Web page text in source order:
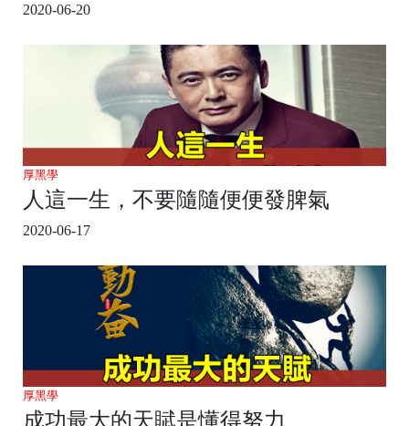
2020-06-20
厚黑學
人這一生，不要隨隨便便發脾氣
2020-06-17
厚黑學
成功最大的天賦是懂得努力